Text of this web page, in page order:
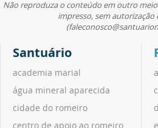
Não reproduza o conteúdo em outro
impresso, sem autorização
Santuário
academia marial
água mineral aparecida
cidade do romeiro
centro de apoio ao romeiro